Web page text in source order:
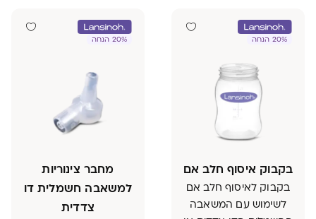
20% הנחה
בקבוק איסוף חלב אם
בקבוק לאיסוף חלב אם
לשימוש עם המשאבה
20% הנחה
מחבר צינוריות
למשאבה חשמלית דו
צדדית